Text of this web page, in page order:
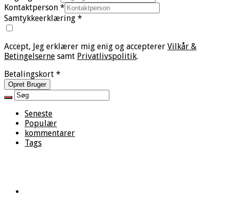
Kontaktperson *
Samtykkeerklæring *
Accept, Jeg erklærer mig enig og accepterer Vilkår &
Betingelserne samt Privatlivspolitik.
Betalingskort *
Opret Bruger
Seneste
Populær
kommentarer
Tags